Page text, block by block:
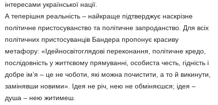
інтересами української нації.
А теперішня реальність – найкраще підтверджує наскрізне
політичне пристосуванство та політичне запроданство. Для всіх
політичних пристосуванців Бандера пропонує красиву
метафору: «Ідейносвітоглядові переконання, політичне кредо,
послідовність у життєвому прямуванні, особиста честь, гідність і
добре ім’я – це не чоботи, які можна почистити, а то й викинути,
замінявши новими». Ідея не річ, нею не обміняєшся; ідея –
душа – нею житимеш.